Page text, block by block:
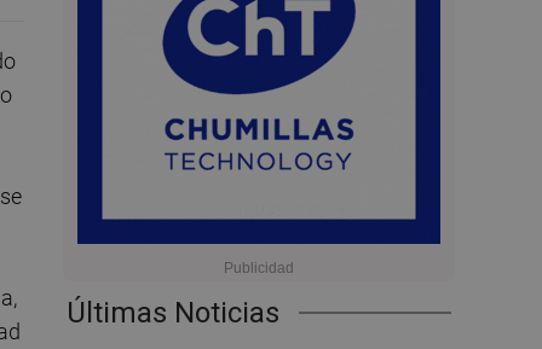
Últimas Noticias